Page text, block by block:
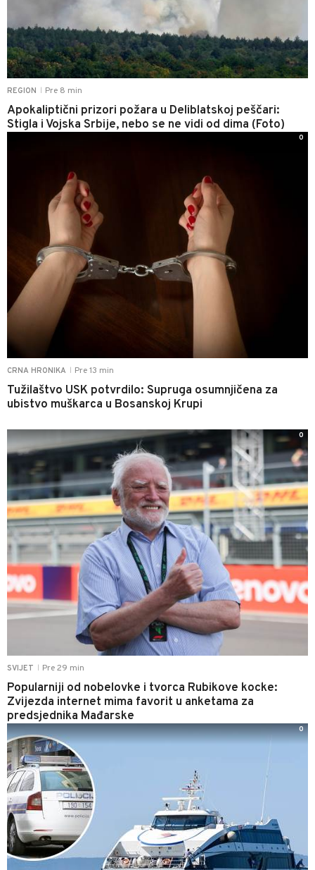
REGION Pre 8 min
Apokaliptični prizori požara u Deliblatskoj peščari:
Stigla i Vojska Srbije, nebo se ne vidi od dima (Foto)
CRNA HRONIKA Pre 13 min
Tužilaštvo USK potvrdilo: Supruga osumnjičena za
ubistvo muškarca u Bosanskoj Krupi
0
SVIJET Pre 29 min
Popularniji od nobelovke i tvorca Rubikove kocke:
Zvijezda internet mima favorit u anketama za
predsjednika Mađarske
0
0